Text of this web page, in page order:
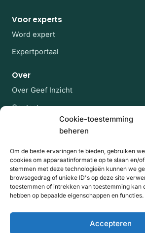
Cookie-toestemming
beheren
Om de beste ervaringen te bieden, gebruiken
cookies om apparaatinformatie op te slaan en/
stemmen met deze technologieën kunnen we
browsegedrag of unieke ID's op deze site
toestemmen of intrekken van toestemming kan
hebben op bepaalde eigenschappen en functies.
Accepteren
Voor experts
Word expert
Expertportaal
Over
Over Geef Inzicht
Contact
Veelgestelde vragen
Blijf op de hoogte
Af en toe een rustige mail met nieuwe
artikelen uit de kennisbank. Geen spam,
kan altijd.
E-mailadres
Website